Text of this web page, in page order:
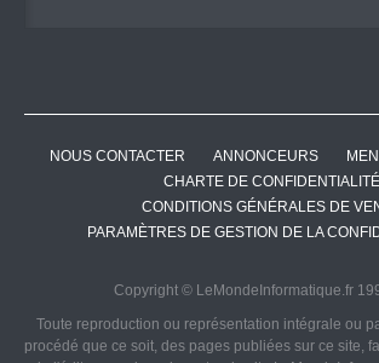
NOUS CONTACTER ANNONCEURS
CHARTE DE CONFIDENTIALITÉ
CONDITIONS GÉNÉRALES DE
PARAMÈTRES DE GESTION DE LA
Copyright © LeMondeInformatique.fr
Toute reproduction ou représentation intégrale ou
procédé que ce soit, des pages publiées sur ce site,